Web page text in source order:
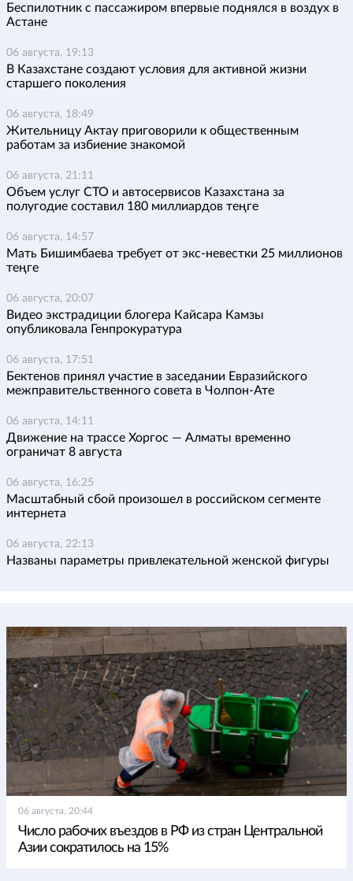
Беспилотник с пассажиром впервые поднялся в воздух в
Астане
06 августа, 19:13
В Казахстане создают условия для активной жизни
старшего поколения
06 августа, 18:49
Жительницу Актау приговорили к общественным
работам за избиение знакомой
06 августа, 21:11
Объем услуг СТО и автосервисов Казахстана за
полугодие составил 180 миллиардов теңге
06 августа, 14:57
Мать Бишимбаева требует от экс-невестки 25 миллионов
теңге
06 августа, 20:07
Видео экстрадиции блогера Кайсара Камзы
опубликовала Генпрокуратура
06 августа, 17:51
Бектенов принял участие в заседании Евразийского
межправительственного совета в Чолпон-Ате
06 августа, 14:11
Движение на трассе Хоргос — Алматы временно
ограничат 8 августа
06 августа, 16:25
Масштабный сбой произошел в российском сегменте
интернета
06 августа, 22:13
Названы параметры привлекательной женской фигуры
06 августа, 20:44
Число рабочих въездов в РФ из стран Центральной
Азии сократилось на 15%